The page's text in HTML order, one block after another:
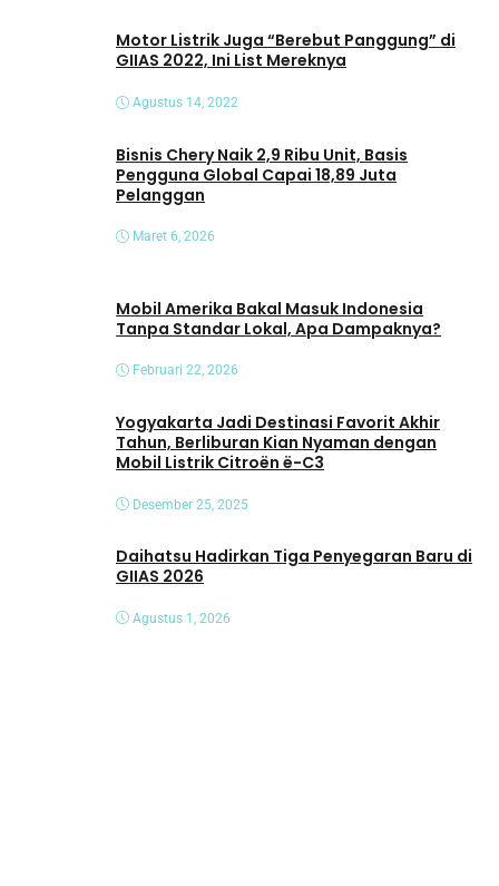
Motor Listrik Juga “Berebut Panggung” di
GIIAS 2022, Ini List Mereknya
Agustus 14, 2022
Bisnis Chery Naik 2,9 Ribu Unit, Basis
Pengguna Global Capai 18,89 Juta
Pelanggan
Maret 6, 2026
Mobil Amerika Bakal Masuk Indonesia
Tanpa Standar Lokal, Apa Dampaknya?
Februari 22, 2026
Yogyakarta Jadi Destinasi Favorit Akhir
Tahun, Berliburan Kian Nyaman dengan
Mobil Listrik Citroën ë-C3
Desember 25, 2025
Daihatsu Hadirkan Tiga Penyegaran Baru di
GIIAS 2026
Agustus 1, 2026